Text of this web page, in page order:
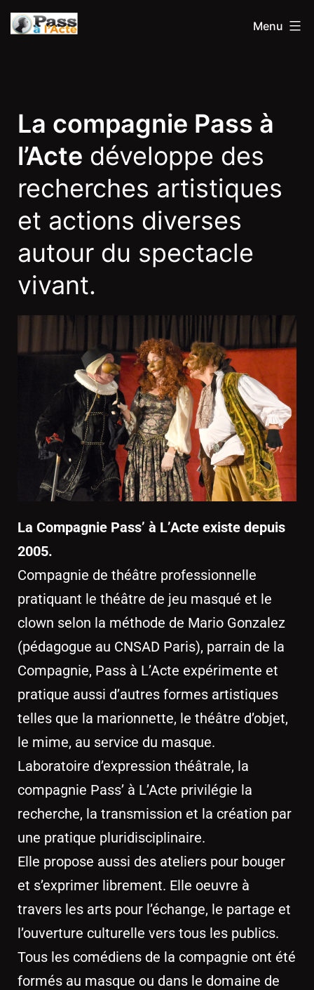
Menu
La compagnie Pass à
l’Acte développe des
recherches artistiques
et actions diverses
autour du spectacle
vivant.
La Compagnie Pass’ à L’Acte existe depuis
2005.
Compagnie de théâtre professionnelle
pratiquant le théâtre de jeu masqué et le
clown selon la méthode de Mario Gonzalez
(pédagogue au CNSAD Paris), parrain de la
Compagnie, Pass à L’Acte expérimente et
pratique aussi d’autres formes artistiques
telles que la marionnette, le théâtre d’objet,
le mime, au service du masque.
Laboratoire d’expression théâtrale, la
compagnie Pass’ à L’Acte privilégie la
recherche, la transmission et la création par
une pratique pluridisciplinaire.
Elle propose aussi des ateliers pour bouger
et s’exprimer librement. Elle oeuvre à
travers les arts pour l’échange, le partage et
l’ouverture culturelle vers tous les publics.
Tous les comédiens de la compagnie ont été
formés au masque ou dans le domaine de